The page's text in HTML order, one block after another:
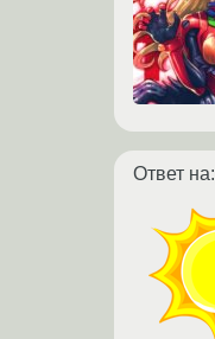
Ответ на: